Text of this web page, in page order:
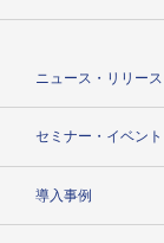
ニュース・リリース
セミナー・イベント
導入事例